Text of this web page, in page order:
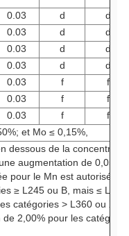
0.03 d
d
0.03 d
d
0.03 d
d
0.03 d
d
0.03 f
f
0.03 f
f
0.03 f
f
et Mo ≤ 0,15%,
dessous de la
augmentation de 0,05%
pour le Mn est autorisée,
≥ L245 ou B, mais ≤
catégories > L360 ou
2,00% pour les